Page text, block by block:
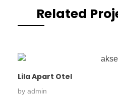
Related
Lila Apart Otel
by admin